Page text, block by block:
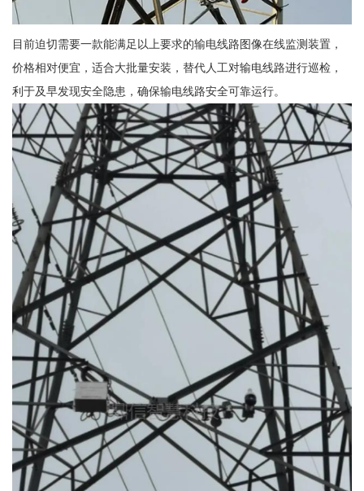
目前迫切需要一款能满足以上要求的输电线路图像在线监测装置，
价格相对便宜，适合大批量安装，替代人工对输电线路进行巡检，
利于及早发现安全隐患，确保输电线路安全可靠运行。